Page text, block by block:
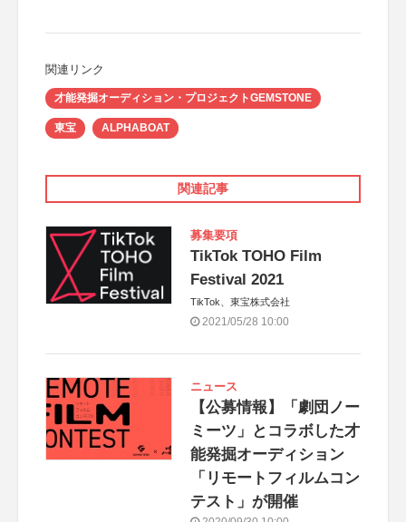
関連リンク
才能発掘オーディション・プロジェクトGEMSTONE
東宝 ALPHABOAT
関連記事
募集要項
TikTok TOHO Film
Festival 2021
TikTok、東宝株式会社
2021/05/28 10:00
ニュース
【公募情報】「劇団ノー
ミーツ」とコラボした才
能発掘オーディション
「リモートフィルムコン
テスト」が開催